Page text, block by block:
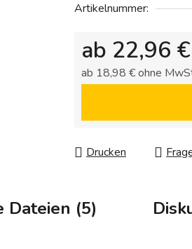
Artikelnummer:
ab 22,96 €
ab 18,98 €ohne
Drucken
Dateien (5)